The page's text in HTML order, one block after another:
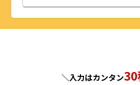
山形県
千葉県
神奈川県
福井県
長野県
京都府
兵庫県
島根県
広島県
福岡県
長崎県
＼入力はカンタン